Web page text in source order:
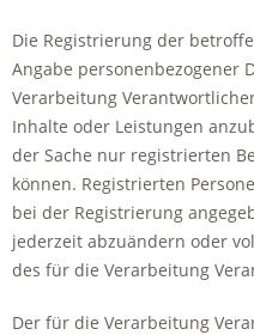
Die Registrierung der
Angabe personenbezogener
Verarbeitung
Inhalte oder Leistungen
der Sache nur registrierten
können. Registrierten
bei der Registrierung
jederzeit abzuändern oder
des für die Verarbeitung
Der für die Verarbeitung